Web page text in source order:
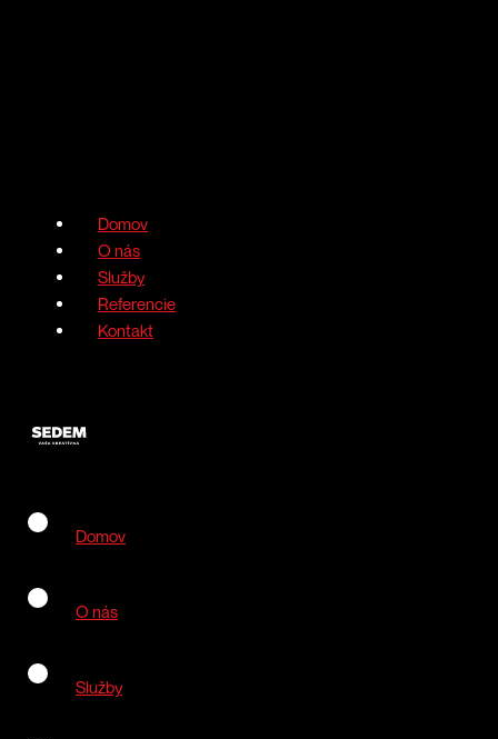
Domov
O nás
Služby
Referencie
Kontakt
Domov
O nás
Služby